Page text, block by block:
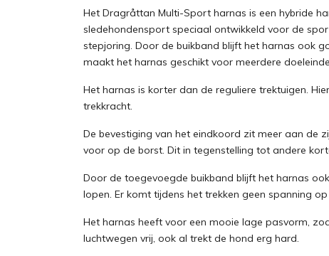
Het Dragråttan Multi-Sport harnas is een hybride
sledehondensport speciaal ontwikkeld voor de
stepjoring. Door de buikband blijft het harnas ook
maakt het harnas geschikt voor meerdere
Het harnas is korter dan de reguliere trektuigen.
trekkracht.
De bevestiging van het eindkoord zit meer aan de
voor op de borst. Dit in tegenstelling tot andere
Door de toegevoegde buikband blijft het harnas
lopen. Er komt tijdens het trekken geen spanning
Het harnas heeft voor een mooie lage pasvorm,
luchtwegen vrij, ook al trekt de hond erg hard.